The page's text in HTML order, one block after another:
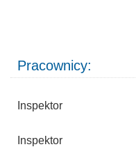
Pracownicy:
Inspektor
Inspektor